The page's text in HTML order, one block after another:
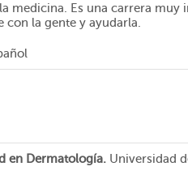
medicina. Es una carrera
con la gente y ayudarla.
en Dermatología. Universidad